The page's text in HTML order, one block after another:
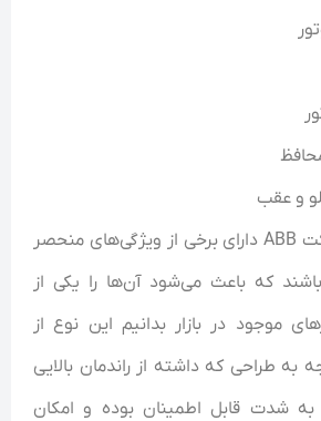
و عقب
الکتروموتور‌های شرکت ABB دارای برخی از ویژگی‌های منحصر
که باعث می‌شود آن‌ها را یکی از
موجود در بازار بدانیم این نوع از
به طراحی که داشته از راندمان بالایی
به شدت قابل اطمینان بوده و امکان